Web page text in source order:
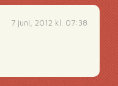
7 juni, 2012 kl. 07:38